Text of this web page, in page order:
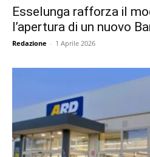
Esselunga rafforza il
l’apertura di un nuovo
Redazione - 1 Aprile 2026